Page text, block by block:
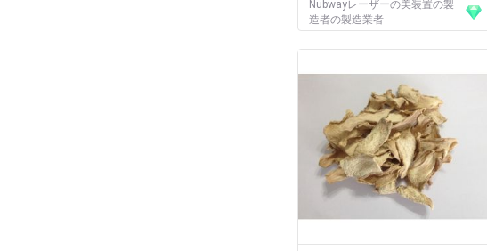
диодом
Nubwayレーザーの美装置の製
造者の製造業者